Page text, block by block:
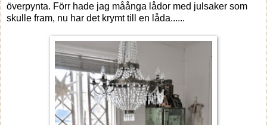
överpynta. Förr hade jag måånga lådor med julsaker som
skulle fram, nu har det krymt till en låda......